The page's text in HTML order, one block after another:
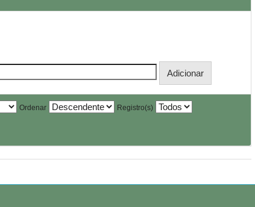
Ordenar Registro(s)